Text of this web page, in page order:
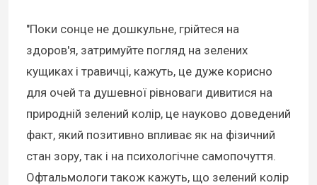
"Поки сонце не дошкульне, грійтеся на
здоров'я, затримуйте погляд на зелених
кущиках і травичці, кажуть, це дуже корисно
для очей та душевної рівноваги дивитися на
природній зелений колір, це науково доведений
факт, який позитивно впливає як на фізичний
стан зору, так і на психологічне самопочуття.
Офтальмологи також кажуть, що зелений колір